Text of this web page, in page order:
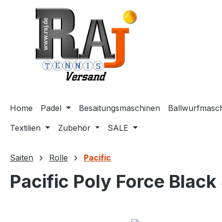
Hauptinhalt springen
Zur Suche springen
Zur Hauptnavigation springen
Home Padel Besaitungsmaschinen
Textilien
Zubehör SALE
Saiten Rolle Pacific
Pacific Poly Force Black